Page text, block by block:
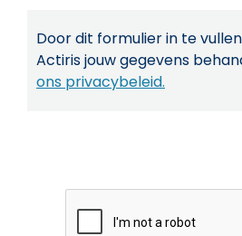
Door dit formulier in te
Actiris jouw gegevens
ons privacybeleid.